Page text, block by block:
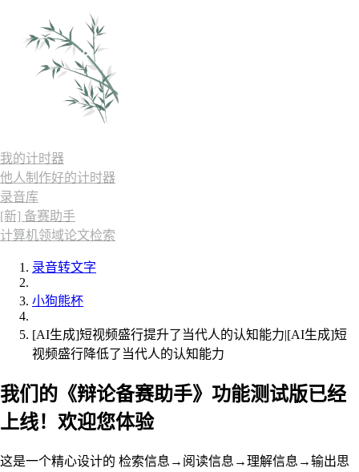
我的计时器
他人制作好的计时器
录音库
[新] 备赛助手
计算机领域论文检索
录音转文字
小狗熊杯
[AI生成]短视频盛行提升了当代人的认知能力|[AI生成]短
视频盛行降低了当代人的认知能力
我们的《辩论备赛助手》功能测试版已经
上线！欢迎您体验
这是一个精心设计的 检索信息→阅读信息→理解信息→输出思